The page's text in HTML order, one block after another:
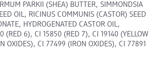
PARKII (SHEA) BUTTER, SIMMONDSIA
OIL, RICINUS COMMUNIS (CASTOR) SEED
HYDROGENATED CASTOR OIL,
(RED 6), CI 15850 (RED 7), CI 19140 (YELLOW
OXIDES), CI 77499 (IRON OXIDES), CI 77891